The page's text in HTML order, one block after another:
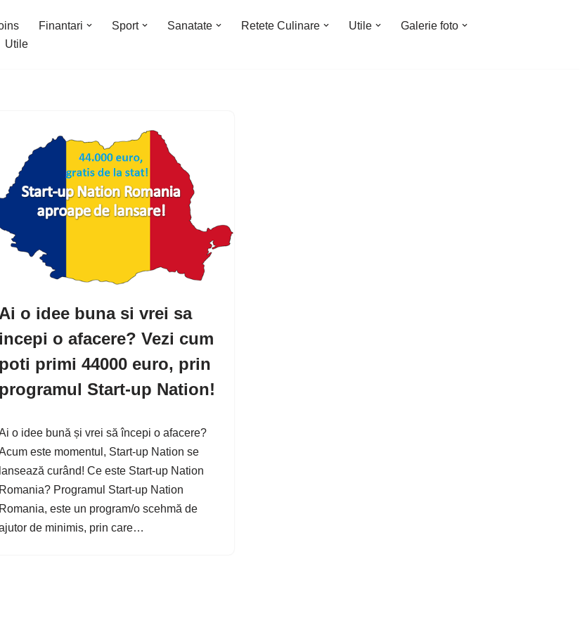
Finantari Sport Sanatate Retete Culinare Utile
Galerie foto
Utile
Ai o idee buna si vrei sa
incepi o afacere? Vezi cum
poti primi 44000 euro, prin
programul Start-up Nation!
o idee bună și vrei să începi o afacere?
este momentul, Start-up Nation se
lansează curând! Ce este Start-up Nation
Romania? Programul Start-up Nation
Romania, este un program/o scehmă de
de minimis, prin care…